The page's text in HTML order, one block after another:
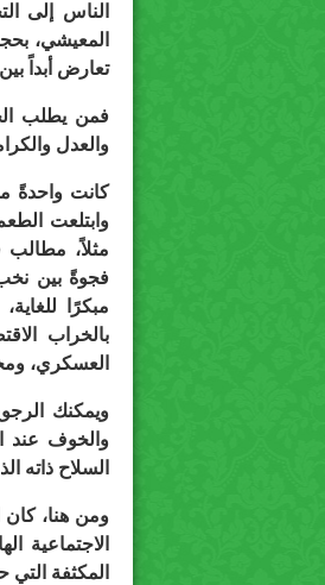
الناس إلى
المعيشي،
تعارض أبداً
فمن يطلب
والعدل
كانت واحدةً
وابتلعت
مثلاً، مطالب
فجوةً بين
مبكرًا
بالخراب
العسكري،
ويمكنك
السلاح ذاته
ومن هنا،
الاجتماعية
المكثفة التي